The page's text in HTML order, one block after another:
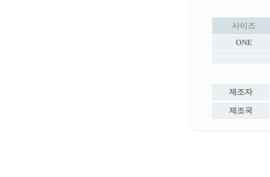
사이즈
ONE
제조자
제조국